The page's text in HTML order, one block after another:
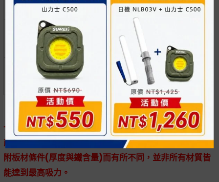
AC（AD）
DXF
NLSS15CBM-
AC（AD）
PDF
DXF
4,160 lx
NLSS15CBM3-
AC（AD）
PDF
※此商品最大吸力，為具有一定厚度且材質鐵含量達
一定比例之金屬板件，所產生的最大吸力，消費者購買
前，請先斟酌本身所使用吸附的板材，吸附效果會因吸
附板材條件(厚度與鐵含量)而有所不同，並非所有材質皆
能達到最高吸力。